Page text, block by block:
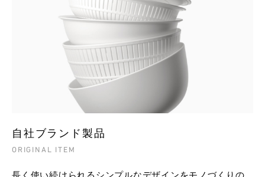
自社ブランド製品
ORIGINAL ITEM
長く使い続けられるシンプルなデザインをモノづくりの